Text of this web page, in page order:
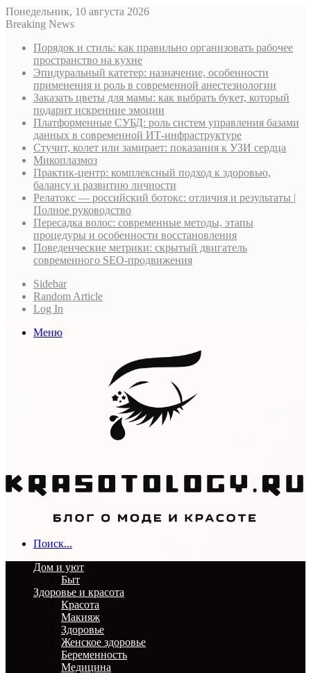
Понедельник, 10 августа 2026
Breaking News
Порядок и стиль: как правильно организовать рабочее
пространство на кухне
Эпидуральный катетер: назначение, особенности
применения и роль в современной анестезиологии
Заказать цветы для мамы: как выбрать букет, который
подарит искренние эмоции
Платформенные СУБД: роль систем управления базами
данных в современной ИТ-инфраструктуре
Стучит, колет или замирает: показания к УЗИ сердца
Микоплазмоз
Практик-центр: комплексный подход к здоровью,
балансу и развитию личности
Релатокс — российский ботокс: отличия и результаты |
Полное руководство
Пересадка волос: современные методы, этапы
процедуры и особенности восстановления
Поведенческие метрики: скрытый двигатель
современного SEO-продвижения
Sidebar
Random Article
Log In
Меню
Поиск...
Дом и уют
Быт
Здоровье и красота
Красота
Макияж
Здоровье
Женское здоровье
Беременность
Медицина